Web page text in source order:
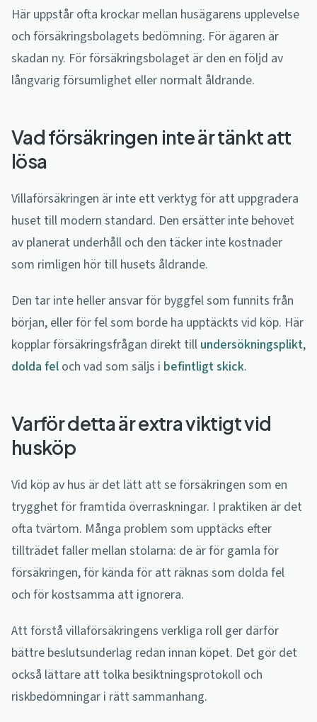
Här uppstår ofta krockar mellan husägarens upplevelse
och försäkringsbolagets bedömning. För ägaren är
skadan ny. För försäkringsbolaget är den en följd av
långvarig försumlighet eller normalt åldrande.
Vad försäkringen inte är tänkt att
lösa
Villaförsäkringen är inte ett verktyg för att uppgradera
huset till modern standard. Den ersätter inte behovet
av planerat underhåll och den täcker inte kostnader
som rimligen hör till husets åldrande.
Den tar inte heller ansvar för byggfel som funnits från
början, eller för fel som borde ha upptäckts vid köp. Här
kopplar försäkringsfrågan direkt till undersökningsplikt,
dolda fel och vad som säljs i befintligt skick.
Varför detta är extra viktigt vid
husköp
Vid köp av hus är det lätt att se försäkringen som en
trygghet för framtida överraskningar. I praktiken är det
ofta tvärtom. Många problem som upptäcks efter
tillträdet faller mellan stolarna: de är för gamla för
försäkringen, för kända för att räknas som dolda fel
och för kostsamma att ignorera.
Att förstå villaförsäkringens verkliga roll ger därför
bättre beslutsunderlag redan innan köpet. Det gör det
också lättare att tolka besiktningsprotokoll och
riskbedömningar i rätt sammanhang.